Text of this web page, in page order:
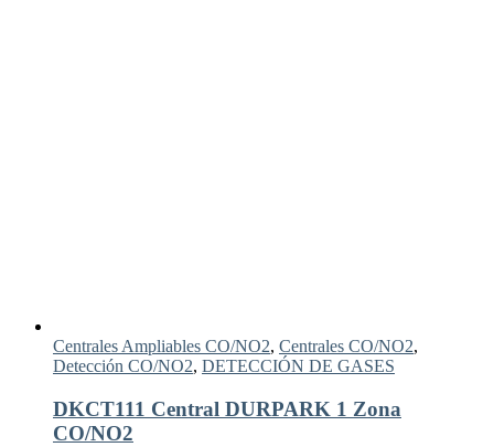
Centrales Ampliables CO/NO2, Centrales CO/NO2,
Detección CO/NO2, DETECCIÓN DE GASES
DKCT111 Central DURPARK 1 Zona
CO/NO2